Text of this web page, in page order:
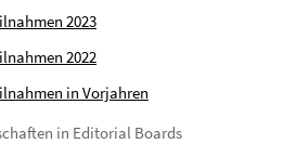
2023
2022
in Vorjahren
in Editorial Boards